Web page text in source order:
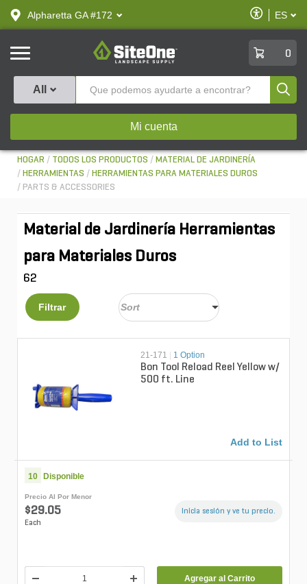
text.skipToContent
text.skipToNavigation
Alpharetta GA #172
Habilitar
ES
SiteOne
0
All
Mi cuenta
HOGAR TODOS LOS PRODUCTOS
MATERIAL DE JARDINERÍA
HERRAMIENTAS
HERRAMIENTAS PARA MATERIALES DUROS
PARTS & ACCESSORIES
Material de Jardinería Herramientas
para Materiales Duros
62
Filtrar
21-171 1 Option
Bon Tool Reload Reel Yellow w/
500 ft. Line
Add to List
10 Disponible
Precio Al Por Menor
$29.05
Each
Inicia sesión y ve tu precio.
Agregar al Carrito